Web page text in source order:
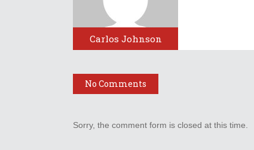
Carlos Johnson
No Comments
Sorry, the comment form is closed at this time.